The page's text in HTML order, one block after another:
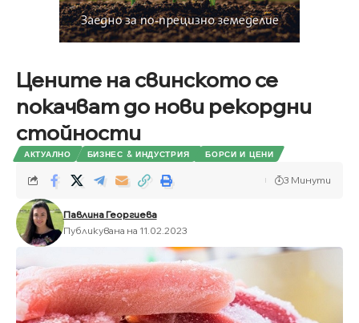
Цените на свинското се
покачват до нови рекордни
стойности
АКТУАЛНО БИЗНЕС & ИНДУСТРИЯ БОРСИ И ЦЕНИ
Павлина Георгиева
Публикувана на 11.02.2023
3 Минути